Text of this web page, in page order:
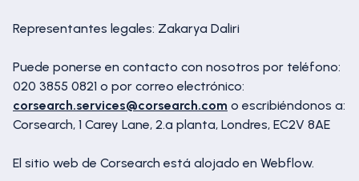
Representantes legales: Zakarya Daliri
Puede ponerse en contacto con nosotros por teléfono:
020 3855 0821 o por correo electrónico:
corsearch.services@corsearch.com o escribiéndonos a:
Corsearch, 1 Carey Lane, 2.ª planta, Londres, EC2V 8AE
El sitio web de Corsearch está alojado en Webflow.